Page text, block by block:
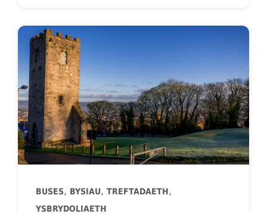
BUSES, BYSIAU, TREFTADAETH,
YSBRYDOLIAETH